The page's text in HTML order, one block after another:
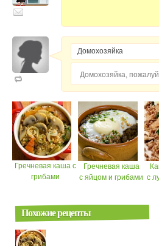
Гречневая каша с
грибами
Гречневая каша
с яйцом и грибами с
Похожие рецепты